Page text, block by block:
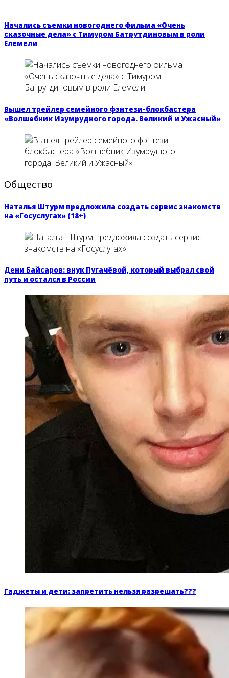
Начались съемки новогоднего фильма «Очень
сказочные дела» с Тимуром Батрутдиновым в роли
Елемели
Вышел трейлер семейного фэнтези-блокбастера
«Волшебник Изумрудного города. Великий и Ужасный»
Общество
Наталья Штурм предложила создать сервис знакомств
на «Госуслугах» (18+)
Дени Байсаров: внук Пугачёвой, который выбрал свой
путь и остался в России
Гаджеты и дети: запретить нельзя разрешать???